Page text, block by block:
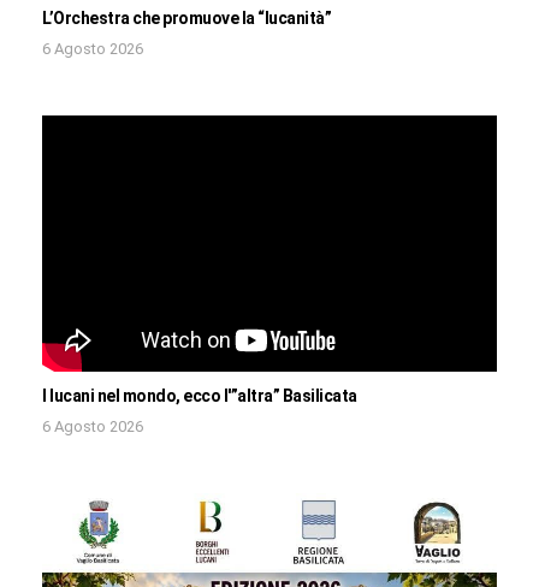
L’Orchestra che promuove la “lucanità”
6 Agosto 2026
I lucani nel mondo, ecco l'”altra” Basilicata
6 Agosto 2026